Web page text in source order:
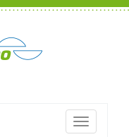
Toggle